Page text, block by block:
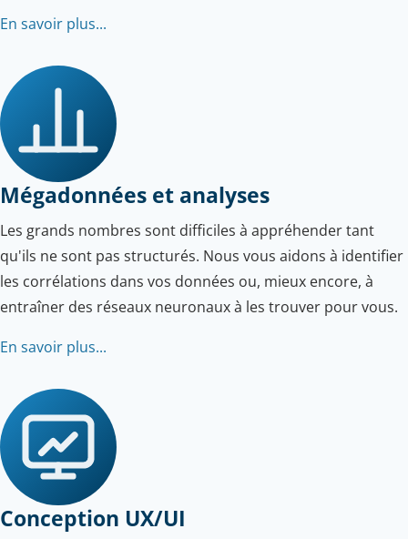
En savoir plus...
Mégadonnées et analyses
Les grands nombres sont difficiles à appréhender tant
qu'ils ne sont pas structurés. Nous vous aidons à identifier
les corrélations dans vos données ou, mieux encore, à
entraîner des réseaux neuronaux à les trouver pour vous.
En savoir plus...
Conception UX/UI